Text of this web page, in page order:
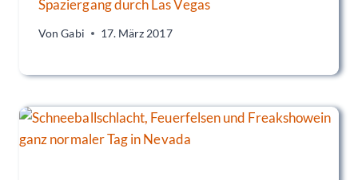
Spaziergang durch Las Vegas
Von Gabi 17. März 2017